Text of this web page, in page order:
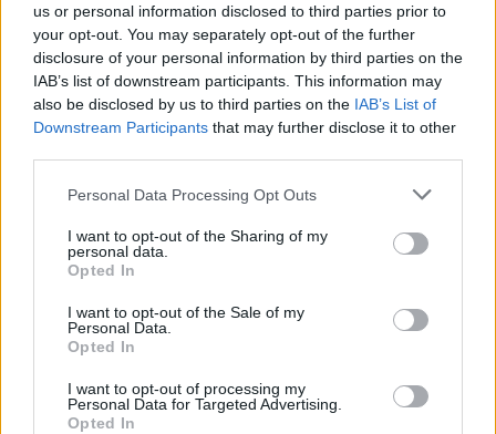
us or personal information disclosed to third parties prior to
your opt-out. You may separately opt-out of the further
disclosure of your personal information by third parties on the
IAB’s list of downstream participants. This information may
also be disclosed by us to third parties on the IAB’s List of
Downstream Participants that may further disclose it to other
Please note that this website/app uses one or more Google
not limited to your visit or usage behaviour. You may click to
grant or deny consent to Google and its third-party tags to
use your data for below specified purposes in below Google
consent section.
Personal Data Processing Opt Outs
I want to opt-out of the Sharing of my
personal data.
Opted In
I want to opt-out of the Sale of my
Personal Data.
Opted In
I want to opt-out of processing my
Personal Data for Targeted Advertising.
Opted In